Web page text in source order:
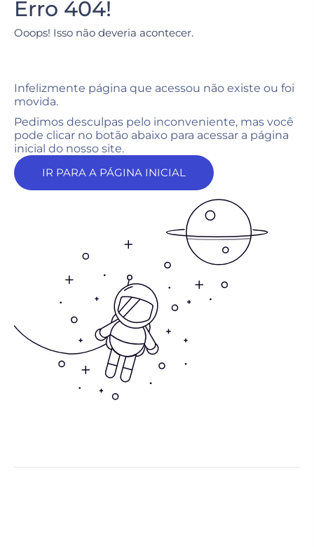
Erro 404!
Ooops! Isso não deveria acontecer.
Infelizmente página que acessou não existe ou foi
movida.
Pedimos desculpas pelo inconveniente, mas você
pode clicar no botão abaixo para acessar a página
inicial do nosso site.
IR PARA A PÁGINA INICIAL